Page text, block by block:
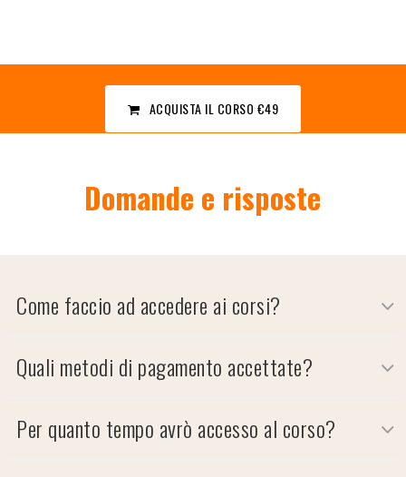
ACQUISTA IL CORSO €49
Domande e risposte
Come faccio ad accedere ai corsi?
Quali metodi di pagamento accettate?
Per quanto tempo avrò accesso al corso?